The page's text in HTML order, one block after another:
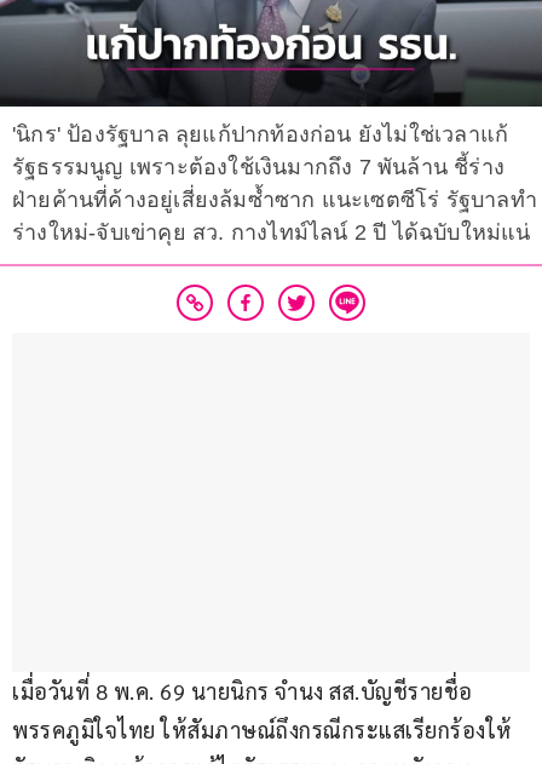
'นิกร' ป้องรัฐบาล ลุยแก้ปากท้องก่อน ยังไม่ใช่เวลาแก้
รัฐธรรมนูญ เพราะต้องใช้เงินมากถึง 7 พันล้าน ชี้ร่าง
ฝ่ายค้านที่ค้างอยู่เสี่ยงล้มซ้ำซาก แนะเซตซีโร่ รัฐบาลทำ
ร่างใหม่-จับเข่าคุย สว. กางไทม์ไลน์ 2 ปี ได้ฉบับใหม่แน่
เมื่อวันที่ 8 พ.ค. 69 นายนิกร จำนง สส.บัญชีรายชื่อ
พรรคภูมิใจไทย ให้สัมภาษณ์ถึงกรณีกระแสเรียกร้องให้